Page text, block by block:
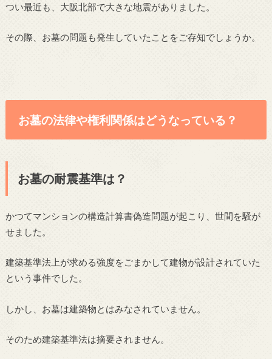
つい最近も、大阪北部で大きな地震がありました。
その際、お墓の問題も発生していたことをご存知でしょうか。
お墓の法律や権利関係はどうなっている？
お墓の耐震基準は？
かつてマンションの構造計算書偽造問題が起こり、世間を騒が
せました。
建築基準法上が求める強度をごまかして建物が設計されていた
という事件でした。
しかし、お墓は建築物とはみなされていません。
そのため建築基準法は摘要されません。